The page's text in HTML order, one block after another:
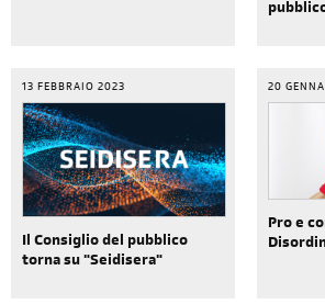
13 FEBBRAIO 2023
Il Consiglio del pubblico
torna su "Seidisera"
20
Pro e